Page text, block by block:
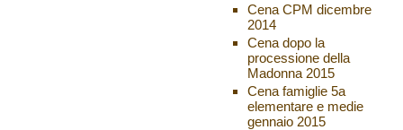
Cena CPM dicembre
2014
Cena dopo la
processione della
Madonna 2015
Cena famiglie 5a
elementare e medie
gennaio 2015